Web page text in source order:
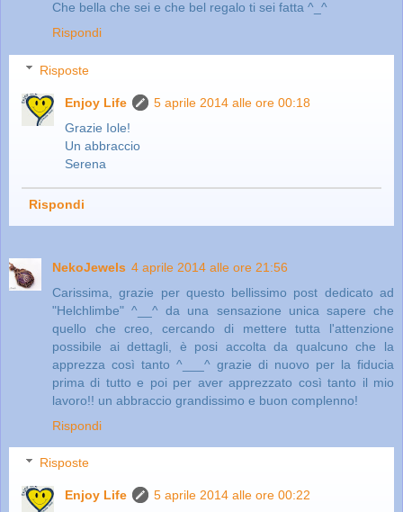
Che bella che sei e che bel regalo ti sei fatta ^_^
Rispondi
Risposte
Enjoy Life
5 aprile 2014 alle ore 00:18
Grazie Iole!
Un abbraccio
Serena
Rispondi
NekoJewels 4 aprile 2014 alle ore 21:56
Carissima, grazie per questo bellissimo post dedicato ad
"Helchlimbe" ^__^ da una sensazione unica sapere che
quello che creo, cercando di mettere tutta l'attenzione
possibile ai dettagli, è posi accolta da qualcuno che la
apprezza così tanto ^___^ grazie di nuovo per la fiducia
prima di tutto e poi per aver apprezzato così tanto il mio
lavoro!! un abbraccio grandissimo e buon complenno!
Rispondi
Risposte
Enjoy Life
5 aprile 2014 alle ore 00:22